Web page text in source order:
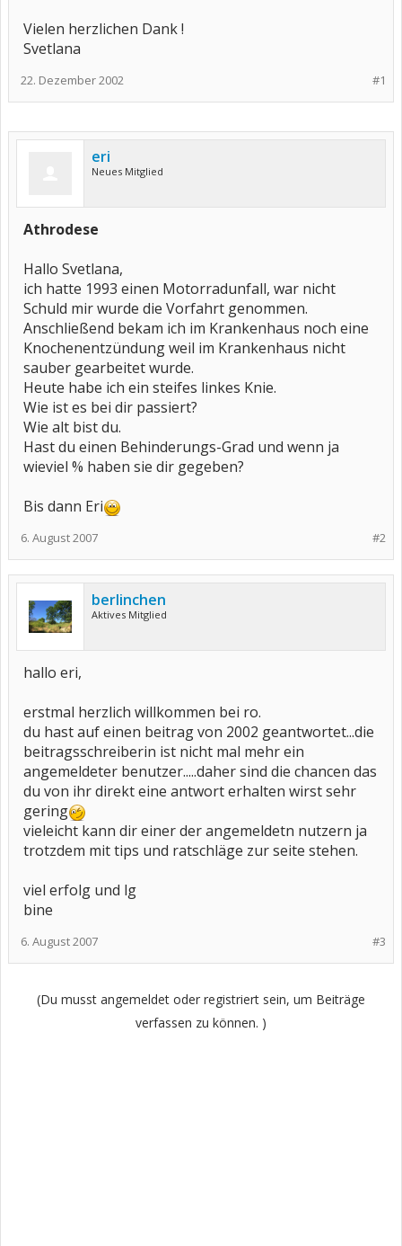
Vielen herzlichen Dank !
Svetlana
#1
22. Dezember 2002
eri
Neues Mitglied
Athrodese
Hallo Svetlana,
ich hatte 1993 einen Motorradunfall, war nicht
Schuld mir wurde die Vorfahrt genommen.
Anschließend bekam ich im Krankenhaus noch eine
Knochenentzündung weil im Krankenhaus nicht
sauber gearbeitet wurde.
Heute habe ich ein steifes linkes Knie.
Wie ist es bei dir passiert?
Wie alt bist du.
Hast du einen Behinderungs-Grad und wenn ja
wieviel % haben sie dir gegeben?
Bis dann Eri
#2
6. August 2007
berlinchen
Aktives Mitglied
hallo eri,
erstmal herzlich willkommen bei ro.
du hast auf einen beitrag von 2002 geantwortet...die
beitragsschreiberin ist nicht mal mehr ein
angemeldeter benutzer.....daher sind die chancen das
du von ihr direkt eine antwort erhalten wirst sehr
gering
vieleicht kann dir einer der angemeldetn nutzern ja
trotzdem mit tips und ratschläge zur seite stehen.
viel erfolg und lg
bine
#3
6. August 2007
(Du musst angemeldet oder registriert sein, um Beiträge
verfassen zu können. )